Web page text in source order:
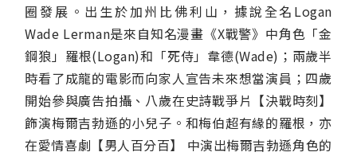
圈發展。出生於加州比佛利山，據說全名Logan
Wade Lerman是來自知名漫畫《X戰警》中角色「金
鋼狼」羅根(Logan)和「死侍」韋德(Wade)；兩歲半
時看了成龍的電影而向家人宣告未來想當演員；四歲
開始參與廣告拍攝、八歲在史詩戰爭片【決戰時刻】
飾演梅爾吉勃遜的小兒子。和梅伯超有緣的羅根，亦
在愛情喜劇【男人百分百】 中演出梅爾吉勃遜角色的